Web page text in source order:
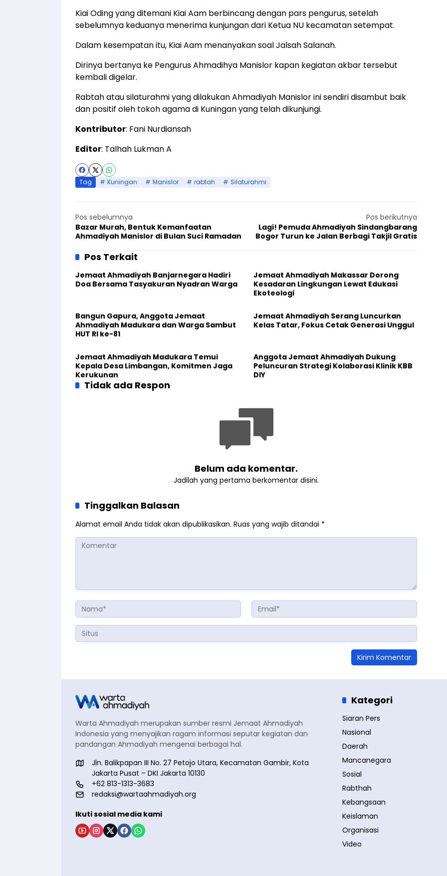
Kiai Oding yang ditemani Kiai Aam berbincang dengan pars pengurus, setelah
sebelumnya keduanya menerima kunjungan dari Ketua NU kecamatan setempat.
Dalam kesempatan itu, Kiai Aam menanyakan soal Jalsah Salanah.
Dirinya bertanya ke Pengurus Ahmadihya Manislor kapan kegiatan akbar tersebut
kembali digelar.
Rabtah atau silaturahmi yang dilakukan Ahmadiyah Manislor ini sendiri disambut baik
dan positif oleh tokoh agama di Kuningan yang telah dikunjungi.
Kontributor: Fani Nurdiansah
Editor: Talhah Lukman A
Tag Kuningan Manislor rabtah Silaturahmi
Pos sebelumnya
Bazar Murah, Bentuk Kemanfaatan
Ahmadiyah Manislor di Bulan Suci Ramadan
Pos berikutnya
Lagi! Pemuda Ahmadiyah Sindangbarang
Bogor Turun ke Jalan Berbagi Takjil Gratis
Pos Terkait
Jemaat Ahmadiyah Banjarnegara Hadiri
Doa Bersama Tasyakuran Nyadran Warga
Jemaat Ahmadiyah Makassar Dorong
Kesadaran Lingkungan Lewat Edukasi
Ekoteologi
Bangun Gapura, Anggota Jemaat
Ahmadiyah Madukara dan Warga Sambut
HUT RI ke-81
Jemaat Ahmadiyah Serang Luncurkan
Kelas Tatar, Fokus Cetak Generasi Unggul
Jemaat Ahmadiyah Madukara Temui
Kepala Desa Limbangan, Komitmen Jaga
Kerukunan
Anggota Jemaat Ahmadiyah Dukung
Peluncuran Strategi Kolaborasi Klinik KBB
DIY
Tidak ada Respon
Belum ada komentar.
Jadilah yang pertama berkomentar disini.
Tinggalkan Balasan
Alamat email Anda tidak akan dipublikasikan. Ruas yang wajib ditandai *
Warta Ahmadiyah merupakan sumber resmi Jemaat Ahmadiyah
Indonesia yang menyajikan ragam informasi seputar kegiatan dan
pandangan Ahmadiyah mengenai berbagai hal.
Jln. Balikpapan III No. 27 Petojo Utara, Kecamatan Gambir, Kota
Jakarta Pusat – DKI Jakarta 10130
+62 813-1313-3683
redaksi@wartaahmadiyah.org
Ikuti sosial media kami
Kategori
Siaran Pers
Nasional
Daerah
Mancanegara
Sosial
Rabthah
Kebangsaan
Keislaman
Organisasi
Video